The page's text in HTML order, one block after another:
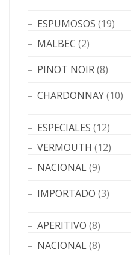
ESPUMOSOS (19)
MALBEC (2)
PINOT NOIR(8)
CHARDONNAY(10)
ESPECIALES (12)
VERMOUTH (12)
NACIONAL(9)
IMPORTADO (3)
APERITIVO (8)
NACIONAL(8)